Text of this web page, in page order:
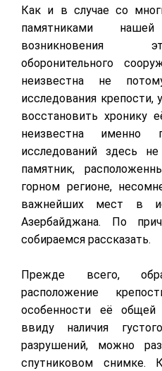
Как и в случае со
памятниками
возникновения
оборонительного
неизвестна не
исследования крепости,
восстановить хронику
неизвестна именно
исследований здесь
памятник,
горном регионе,
важнейших мест в
Азербайджана. По
собираемся рассказать.
Прежде всего,
расположение
особенности её общей
ввиду наличия
разрушений, можно
спутниковом снимке.